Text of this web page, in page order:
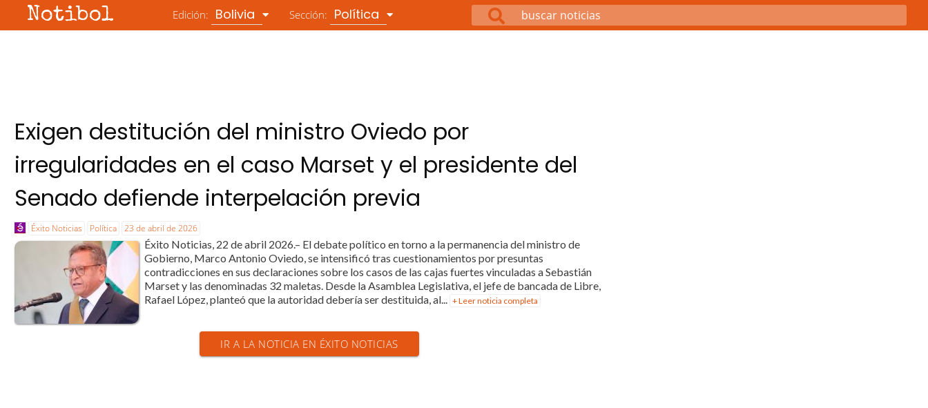
Notibol Edición: Bolivia Sección: Política
Exigen destitución del ministro Oviedo por
irregularidades en el caso Marset y el presidente del
Senado defiende interpelación previa
Éxito Noticias Política 23 de abril de 2026
Éxito Noticias, 22 de abril 2026.– El debate político en torno a la permanencia del ministro de
Gobierno, Marco Antonio Oviedo, se intensificó tras cuestionamientos por presuntas
contradicciones en sus declaraciones sobre los casos de las cajas fuertes vinculadas a Sebastián
Marset y las denominadas 32 maletas. Desde la Asamblea Legislativa, el jefe de bancada de Libre,
Rafael López, planteó que la autoridad debería ser destituida, al... + Leer noticia completa
IR A LA NOTICIA EN ÉXITO NOTICIAS